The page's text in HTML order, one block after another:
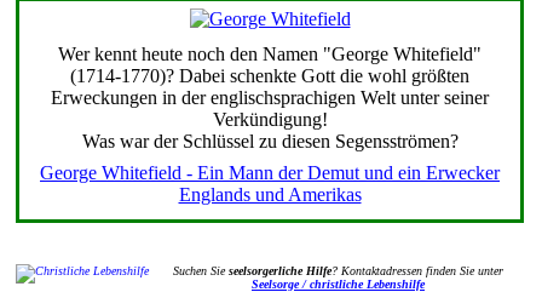
Wer kennt heute noch den Namen "George Whitefield"
(1714-1770)? Dabei schenkte Gott die wohl größten
Erweckungen in der englischsprachigen Welt unter seiner
Verkündigung!
Was war der Schlüssel zu diesen Segensströmen?
George Whitefield - Ein Mann der Demut und ein Erwecker
Englands und Amerikas
Suchen Sieseelsorgerliche Hilfe? Kontaktadressen finden Sie unter
Seelsorge / christliche Lebenshilfe